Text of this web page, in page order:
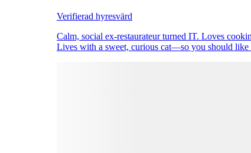
Verifierad hyresvärd
Calm, social ex-restaurateur turned IT. Loves
Lives with a sweet, curious cat—so you should like